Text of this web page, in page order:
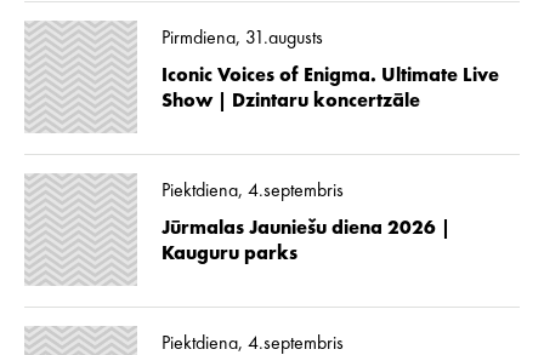
Pirmdiena, 31.augusts
Iconic Voices of Enigma. Ultimate Live
Show | Dzintaru koncertzāle
Piektdiena, 4.septembris
Jūrmalas Jauniešu diena 2026 |
Kauguru parks
Piektdiena, 4.septembris